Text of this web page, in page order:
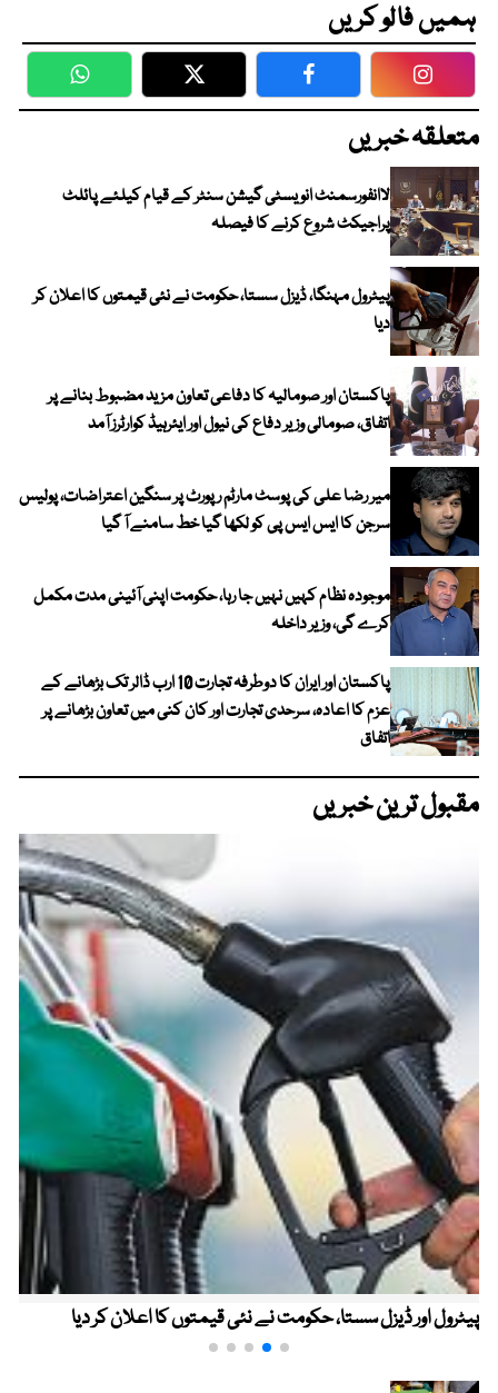
ہمیں فالو کریں
WhatsApp Twitter Facebook
متعلقہ خبریں
لاانفورسمنٹ انویسٹی گیشن سنٹر کے قیام کیلئے پائلٹ
پراجیکٹ شروع کرنے کا فیصلہ
پیٹرول مہنگا، ڈیزل سستا، حکومت نے نئی قیمتوں کا اعلان کر
دیا
پاکستان اور صومالیہ کا دفاعی تعاون مزید مضبوط بنانے پر
اتفاق، صومالی وزیر دفاع کی نیول اور ایئرہیڈ کوارٹرز آمد
میر رضا علی کی پوسٹ مارٹم رپورٹ پر سنگین اعتراضات، پولیس
سرجن کا ایس ایس پی کو لکھا گیا خط سامنے آ گیا
موجودہ نظام کہیں نہیں جا رہا، حکومت اپنی آئینی مدت مکمل
کرے گی، وزیر داخلہ
پاکستان اور ایران کا دوطرفہ تجارت 10 ارب ڈالر تک بڑھانے کے
عزم کا اعادہ، سرحدی تجارت اور کان کنی میں تعاون بڑھانے پر
اتفاق
مقبول ترین خبریں
پیٹرول اور ڈیزل سستا، حکومت نے نئی قیمتوں کا اعلان کر دیا